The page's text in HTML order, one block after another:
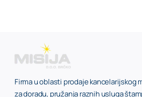
Firma u oblasti prodaje kancelarijskog
za doradu, pružanja raznih usluga